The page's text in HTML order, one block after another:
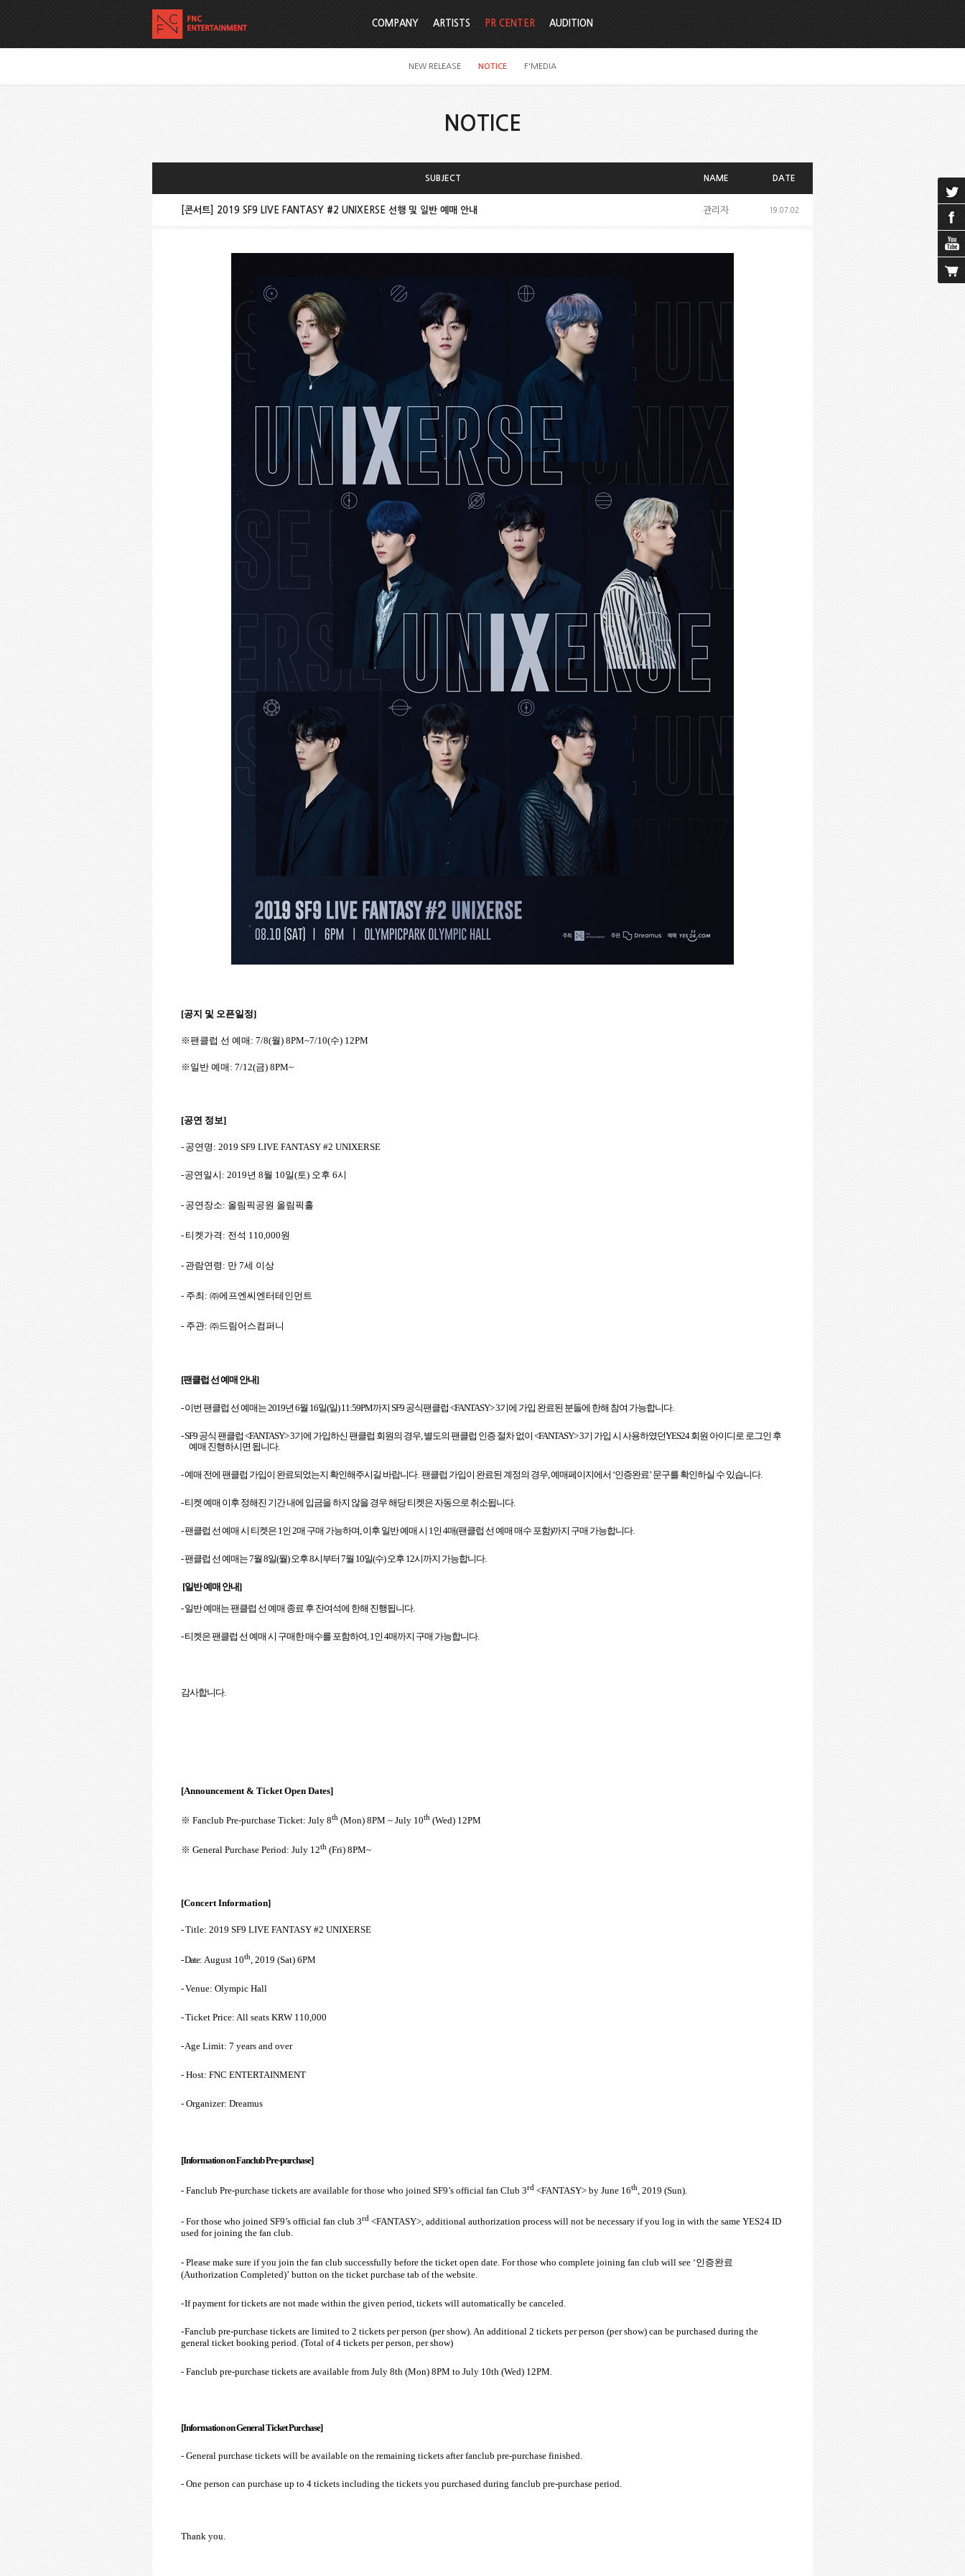
COMPANY ARTISTS PR CENTER
NEW RELEASE NOTICE F'MEDIA
AUDITION
NOTICE
SUBJECT NAME DATE
[콘서트] 2019 SF9 LIVE FANTASY #2 UNIXERSE 선행 및 일반 예매 안내 관리자 19.07.02
[공지 및 오픈일정]
※팬클럽 선 예매 : 7/8(월) 8PM~7/10(수) 12PM
※일반 예매 : 7/12(금) 8PM~
[공연 정보]
- 공연명 : 2019 SF9 LIVE FANTASY #2 UNIXERSE
-공연일시 : 2019년 8월 10일(토) 오후 6시
- 공연장소: 올림픽공원 올림픽홀
- 티켓가격 : 전석 110,000원
- 관람연령 : 만 7세 이상
- 주최 : ㈜에프엔씨엔터테인먼트
- 주관: ㈜드림어스컴퍼니
[팬클럽 선 예매 안내]
-이번 팬클럽 선 예매는2019년 6월 16일(일) 11:59PM까지 SF9 공식팬클럽 <FANTASY> 3기에 가입 완료된 분들에 한해 참여 가능합니다.
- SF9 공식 팬클럽 <FANTASY> 3기에 가입하신 팬클럽 회원의 경우,별도의 팬클럽 인증 절차 없이 <FANTASY> 3기 가입 시 사용하였던YES24회원 아이디로 로그인 후
예매 진행하시면 됩니다.
-예매 전에 팬클럽 가입이 완료되었는지 확인해주시길 바랍니다. 팬클럽 가입이 완료된 계정의 경우,예매페이지에서 ‘인증완료’ 문구를 확인하실 수 있습니다.
-티켓 예매 이후 정해진 기간 내에 입금을 하지 않을 경우 해당 티켓은 자동으로 취소됩니다.
-팬클럽 선 예매 시 티켓은 1인 2매 구매 가능하며,이후 일반 예매 시 1인 4매(팬클럽 선 예매 매수 포함)까지 구매 가능합니다.
-팬클럽 선 예매는7월 8일(월)오후8시부터 7월 10일(수)오후 12시까지 가능합니다.
[일반 예매 안내]
-일반 예매는 팬클럽 선 예매 종료 후 잔여석에 한해 진행됩니다.
-티켓은 팬클럽 선 예매 시 구매한 매수를 포함하여, 1인 4매까지 구매 가능합니다.
감사합니다.
[Announcement & Ticket Open Dates]
※ Fanclub Pre-purchase Ticket: July 8th (Mon) 8PM ~ July 10th (Wed) 12PM
※ General Purchase Period: July 12th (Fri) 8PM~
[Concert Information]
-Title: 2019 SF9 LIVE FANTASY #2 UNIXERSE
- Date: August 10th , 2019 (Sat) 6PM
-Venue: Olympic Hall
-Ticket Price: All seats KRW 110,000
-Age Limit: 7 years and over
- Host: FNC ENTERTAINMENT
- Organizer: Dreamus
[Information on Fanclub Pre-purchase]
- Fanclub Pre-purchase tickets are available for those who joined SF9’s official fan Club 3rd <FANTASY> by June 16th , 2019 (Sun).
- For those who joined SF9’s official fan club 3rd <FANTASY>, additional authorization process will not be necessary if you log in with the same YES24 ID
used for joining the fan club.
- Please make sure if you join the fan club successfully before the ticket open date. For those who complete joining fan club will see ‘인증완료
(Authorization Completed)’ button on the ticket purchase tab of the website.
-If payment for tickets are not made within the given period, tickets will automatically be canceled.
-Fanclub pre-purchase tickets are limited to 2 tickets per person (per show). An additional 2 tickets per person (per show) can be purchased during the
general ticket booking period. (Total of 4 tickets per person, per show)
- Fanclub pre-purchase tickets are available from July 8th (Mon) 8PM to July 10th (Wed) 12PM.
[Information on General Ticket Purchase]
- General purchase tickets will be available on the remaining tickets after fanclub pre-purchase finished.
- One person can purchase up to 4 tickets including the tickets you purchased during fanclub pre-purchase period.
Thank you.